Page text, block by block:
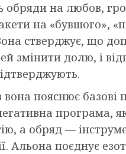
обряди на любов,
на «бувшого»,
стверджує, що
змінити долю, і
вона пояснює базові
програма,
а обряд —
Альона поєднує